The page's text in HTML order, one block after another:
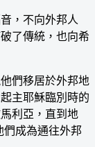
，不向外邦人
了傳統，也向希
們移居於外邦地
主耶穌臨別時的
利亞，直到地
們成為通往外邦